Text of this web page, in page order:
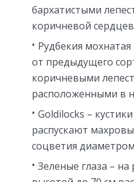
бархатистыми
коричневой
Рудбекия
от предыдущего
коричневыми
расположенными в
Goldilocks –
распускают
соцветия
Зеленые глаза – на